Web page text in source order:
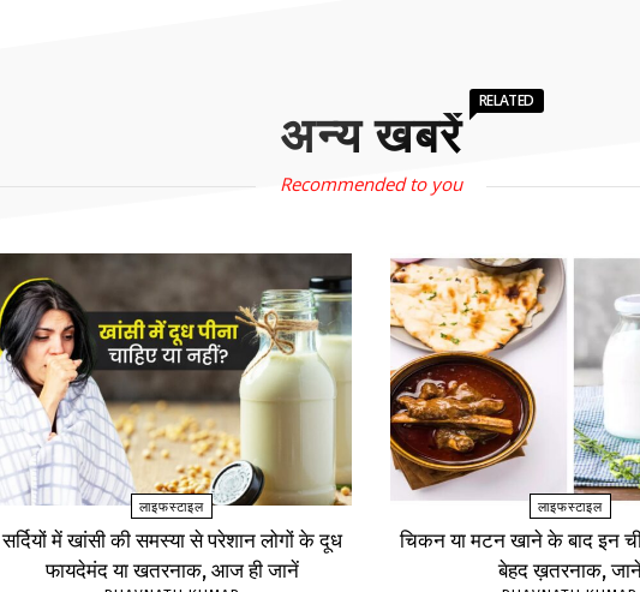
अन्य खबरें
RELATED
Recommended to you
लाइफस्टाइल
सर्दियों में खांसी की समस्या से परेशान लोगों के दूध
फायदेमंद या खतरनाक, आज ही जानें
लाइफस्टाइल
चिकन या मटन खाने के बाद इन
बेहद ख़तरनाक,